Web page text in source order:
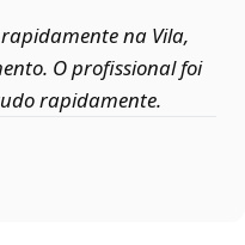
na Vila,
O profissional foi
rapidamente.